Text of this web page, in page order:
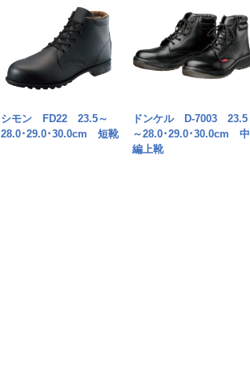
シモン FD22 23.5～
28.0･29.0･30.0cm 短靴
ドンケル D-7003 23.5
～28.0･29.0･30.0cm 中
編上靴